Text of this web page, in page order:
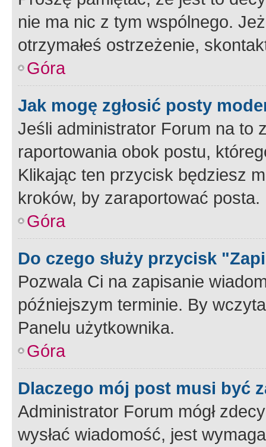
nie ma nic z tym wspólnego.
otrzymałeś ostrzeżenie,
Góra
Jak mogę zgłosić posty
Jeśli administrator Forum na to
raportowania obok postu,
Klikając ten przycisk będziesz
kroków, by zaraportować posta.
Góra
Do czego służy przycisk
Pozwala Ci na zapisanie
późniejszym terminie. By
Panelu użytkownika.
Góra
Dlaczego mój post musi być
Administrator Forum mógł
wysłać wiadomość, jest